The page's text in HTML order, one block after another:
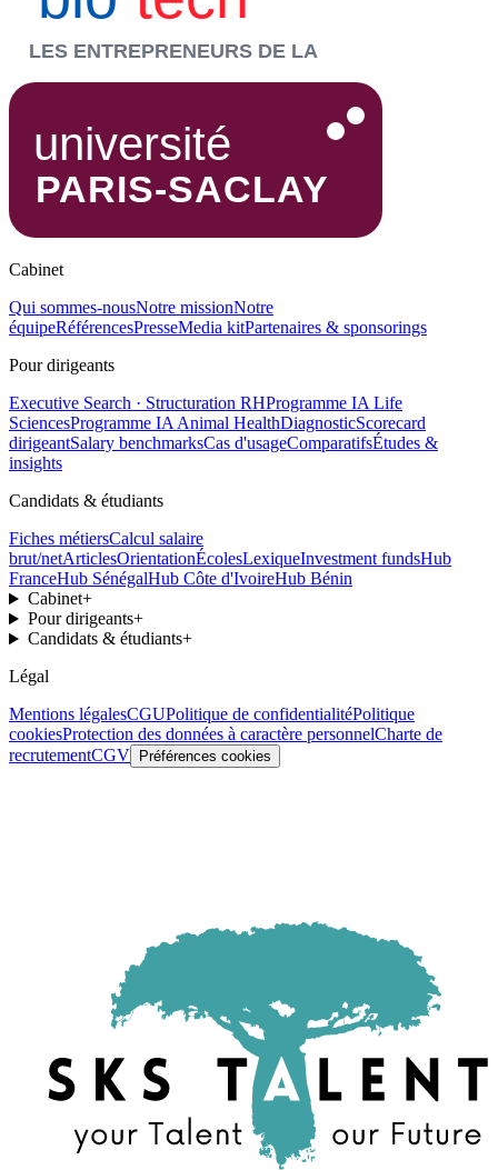
Cabinet
Qui sommes-nousNotre missionNotre
équipeRéférencesPresseMedia kitPartenaires & sponsorings
Pour dirigeants
Executive Search · Structuration RHProgramme IA Life
SciencesProgramme IA Animal HealthDiagnosticScorecard
dirigeantSalary benchmarksCas d'usageComparatifsÉtudes &
insights
Candidats & étudiants
Fiches métiersCalcul salaire
brut/netArticlesOrientationÉcolesLexiqueInvestment fundsHub
FranceHub SénégalHub Côte d'IvoireHub Bénin
Cabinet+
Pour dirigeants+
Candidats & étudiants+
Légal
Mentions légalesCGUPolitique de confidentialitéPolitique
cookiesProtection des données à caractère personnelCharte de
recrutementCGV Préférences cookies